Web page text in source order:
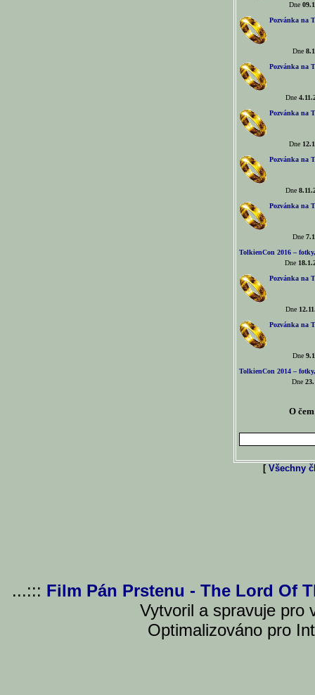
Dne
Pozvánka na
Dne
Pozvánka na
Dne
Pozvánka na
Dne
Pozvánka na
Dne
Pozvánka na
Dne
TolkienCon 2016 –
Dne
Pozvánka na
Dne
Pozvánka na
Dne
TolkienCon 2014 –
Dne
O
[ Všechny
...::: Film Pán Prstenu - The Lord Of
Vytvoril a spravuje pro
Optimalizováno pro